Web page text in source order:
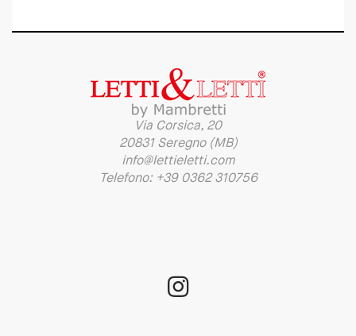
Via Corsica, 20
20831 Seregno (MB)
info@lettieletti.com
Telefono: +39 0362 310756